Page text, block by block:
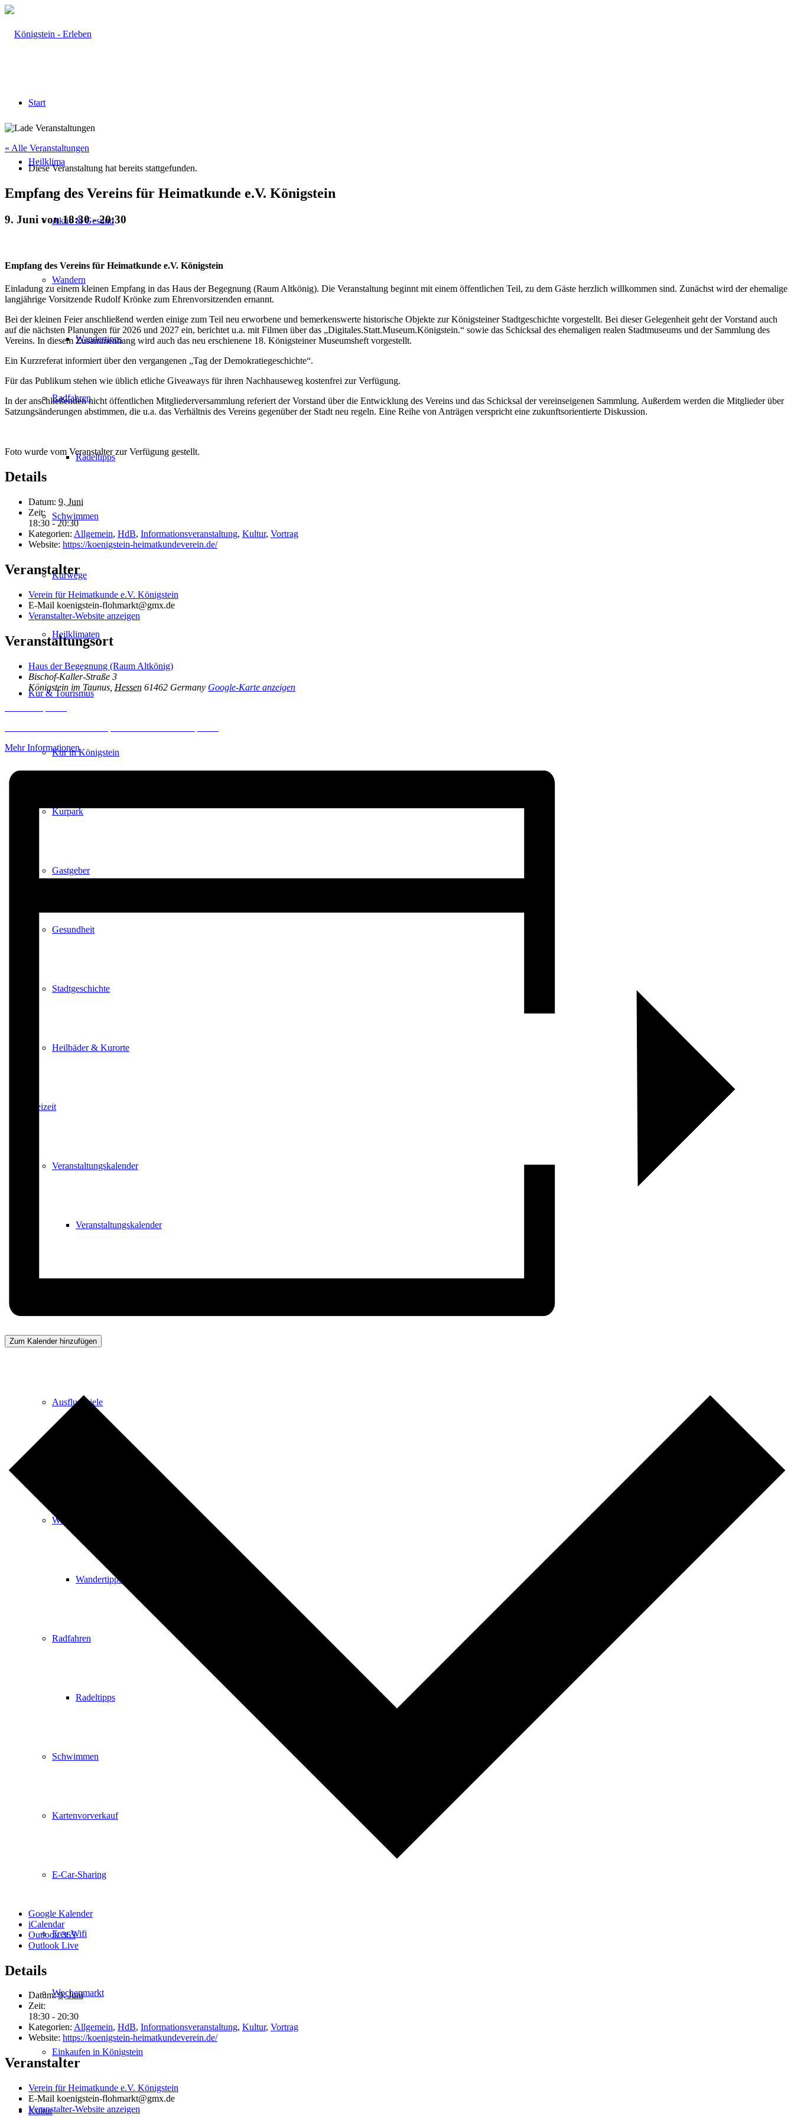
Start
Heilklima
Aktiv & Gesund
Wandern
Wandertipps
Radfahren
Radeltipps
Schwimmen
Kurwege
Heilklimaten
Kur & Tourismus
Kur in Königstein
Kurpark
Gastgeber
Gesundheit
Stadtgeschichte
Heilbäder & Kurorte
Freizeit
Veranstaltungskalender
Veranstaltungskalender
Events
Ausflugsziele
Wandern
Wandertipps
Radfahren
Radeltipps
Schwimmen
Kartenvorverkauf
E-Car-Sharing
Free Wifi
Wochenmarkt
Einkaufen in Königstein
Kultur
« Alle Veranstaltungen
Diese Veranstaltung hat bereits stattgefunden.
Empfang des Vereins für Heimatkunde e.V. Königstein
9. Juni von 18:30-20:30
Empfang des Vereins für Heimatkunde e.V. Königstein
Einladung zu einem kleinen Empfang in das Haus der Begegnung (Raum Altkönig). Die Veranstaltung beginnt mit einem öffentlichen Teil, zu dem Gäste herzlich willkommen sind. Zunächst wird der ehemalige
langjährige Vorsitzende Rudolf Krönke zum Ehrenvorsitzenden ernannt.
Bei der kleinen Feier anschließend werden einige zum Teil neu erworbene und bemerkenswerte historische Objekte zur Königsteiner Stadtgeschichte vorgestellt. Bei dieser Gelegenheit geht der Vorstand auch
auf die nächsten Planungen für 2026 und 2027 ein, berichtet u.a. mit Filmen über das „Digitales.Statt.Museum.Königstein.“ sowie das Schicksal des ehemaligen realen Stadtmuseums und der Sammlung des
Vereins. In diesem Zusammenhang wird auch das neu erschienene 18. Königsteiner Museumsheft vorgestellt.
Ein Kurzreferat informiert über den vergangenen „Tag der Demokratiegeschichte“.
Für das Publikum stehen wie üblich etliche Giveaways für ihren Nachhauseweg kostenfrei zur Verfügung.
In der anschließenden nicht öffentlichen Mitgliederversammlung referiert der Vorstand über die Entwicklung des Vereins und das Schicksal der vereinseigenen Sammlung. Außerdem werden die Mitglieder über
Satzungsänderungen abstimmen, die u.a. das Verhältnis des Vereins gegenüber der Stadt neu regeln. Eine Reihe von Anträgen verspricht eine zukunftsorientierte Diskussion.
Foto wurde vom Veranstalter zur Verfügung gestellt.
Details
Datum: 9. Juni
Zeit:
18:30 - 20:30
Kategorien: Allgemein, HdB, Informationsveranstaltung, Kultur, Vortrag
Website: https://koenigstein-heimatkundeverein.de/
Veranstalter
Verein für Heimatkunde e.V. Königstein
E-Mail koenigstein-flohmarkt@gmx.de
Veranstalter-Website anzeigen
Veranstaltungsort
Haus der Begegnung (Raum Altkönig)
Bischof-Kaller-Straße 3
Königstein im Taunus Hessen 61462 Germany Google-Karte anzeigen
Mehr Informationen
Zum Kalender hinzufügen
Google Kalender
iCalendar
Outlook 365
Outlook Live
Details
Datum: 9. Juni
Zeit:
18:30 - 20:30
Kategorien: Allgemein, HdB, Informationsveranstaltung, Kultur, Vortrag
Website: https://koenigstein-heimatkundeverein.de/
Veranstalter
Verein für Heimatkunde e.V. Königstein
E-Mail koenigstein-flohmarkt@gmx.de
Veranstalter-Website anzeigen